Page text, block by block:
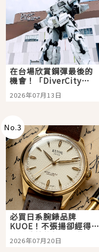
在台場欣賞鋼彈最後的
機會！「DiverCity
Tokyo Plaza」搭船、
購物、美食及夜景，一
2026年07月13日
No.3
必買日系腕錶品牌
KUOE！不張揚卻經得起
時間洗鍊的經典之作五
選
2026年07月20日